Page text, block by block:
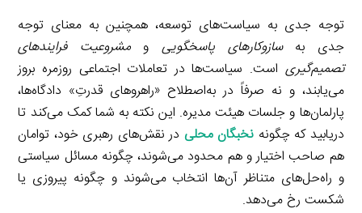
توجه جدی به سیاست‌های توسعه، همچنین به معنای توجه
جدی بهسازوکارهای پاسخگویی ومشروعیت فرایندهای
تصمیم‌گیری است. سیاست‌ها در تعاملات اجتماعی روزمره بروز
می‌یابند، و نه صرفاً در به‌اصطلاح «راهروهای قدرتِ» دادگاه‌ها،
پارلمان‌ها و جلسات هیئت مدیره. این نکته به شما کمک می‌کند تا
دریابید که چگونه نخبگان محلی در نقش‌های رهبری خود، توامان
هم صاحب اختیار و هم محدود می‌شوند، چگونه مسائل سیاستی
و راه‌حل‌های متناظر آن‌ها انتخاب می‌شوند و چگونه پیروزی یا
شکست رخ می‌دهد.